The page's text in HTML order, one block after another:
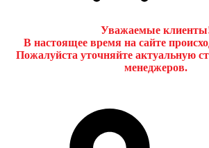
Уважаемые
В настоящее время на сайте
Пожалуйста уточняйте актуальную
менеджеров.